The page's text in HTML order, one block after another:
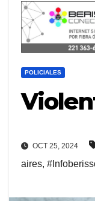
POLICIALES
OCT 25, 2024
aires,